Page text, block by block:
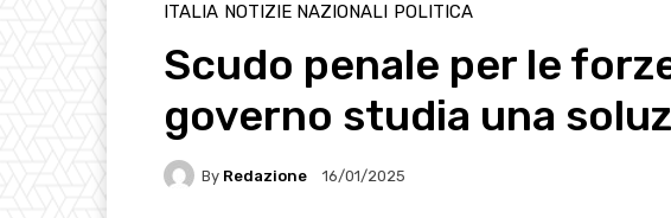
ITALIA NOTIZIE NAZIONALI POLITICA
Scudo penale per le
governo studia una
By Redazione 16/01/2025